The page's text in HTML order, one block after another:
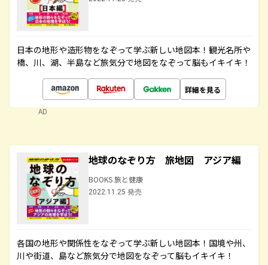
日本の地形や造形物をなぞって学ぶ新しい地図本！観光名所や
橋、川、湖、半島など旅気分で地図をなぞって脳もイキイキ！
詳細を見る
AD
地球のなぞり方 旅地図 アジア編
BOOKS 旅と健康
2022.11.25 発売
各国の地形や関係性をなぞって学ぶ新しい地図本！国境や州、
川や街道、島など旅気分で地図をなぞって脳もイキイキ！